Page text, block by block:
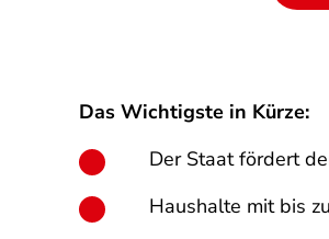
Das Wichtigste in Kürze:
Der Staat fördert
Haushalte mit bis